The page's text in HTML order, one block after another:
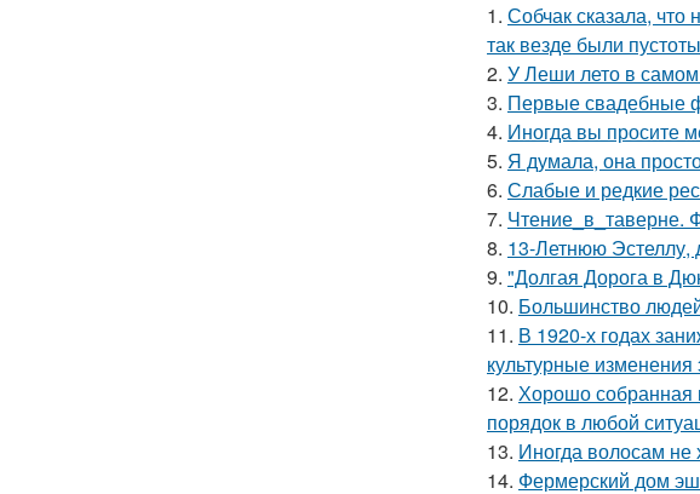
1. Собчак сказала, что
так везде были
2. У Леши лето в самом
3. Первые свадебные
4. Иногда вы просите
5. Я думала, она
6. Слабые и редкие
7. Чтение_в_таверне.
8. 13-Летнюю Эстеллу,
9. "Долгая Дорога в
10. Большинство людей
11. В 1920-х годах
культурные изменения
12. Хорошо собранная
порядок в любой
13. Иногда волосам не
14. Фермерский дом